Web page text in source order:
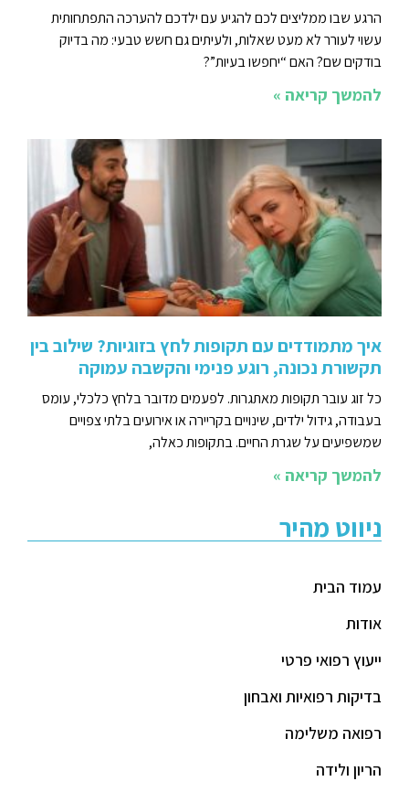
הרגע שבו ממליצים לכם להגיע עם ילדכם להערכה התפתחותית
עשוי לעורר לא מעט שאלות, ולעיתים גם חשש טבעי: מה בדיוק
בודקים שם? האם “יחפשו בעיות”?
להמשך קריאה »
איך מתמודדים עם תקופות לחץ בזוגיות? שילוב בין
תקשורת נכונה, רוגע פנימי והקשבה עמוקה
כל זוג עובר תקופות מאתגרות. לפעמים מדובר בלחץ כלכלי, עומס
בעבודה, גידול ילדים, שינויים בקריירה או אירועים בלתי צפויים
שמשפיעים על שגרת החיים. בתקופות כאלה,
להמשך קריאה »
ניווט מהיר
עמוד הבית
אודות
ייעוץ רפואי פרטי
בדיקות רפואיות ואבחון
רפואה משלימה
הריון ולידה